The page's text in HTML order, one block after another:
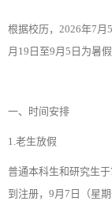
根据校历，2026年7
月19日至9月5日为暑
一、时间安排
1.老生放假
普通本科生和研究生
到注册，9月7日（星期